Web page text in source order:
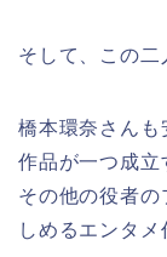
そして、この二
橋本環奈さんも
作品が一つ成立
その他の役者
しめるエンタメ